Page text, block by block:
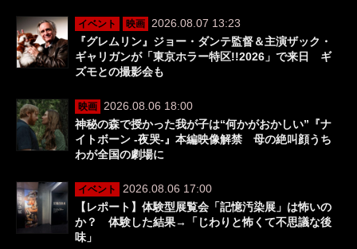
イベント 映画
2026.08.07 13:23
『グレムリン』ジョー・ダンテ監督＆主演ザック・
ギャリガンが「東京ホラー特区!!2026」で来日 ギ
ズモとの撮影会も
映画
2026.08.06 18:00
神秘の森で授かった我が子は“何かがおかしい”『ナ
イトボーン -夜哭-』本編映像解禁 母の絶叫顔うち
わが全国の劇場に
イベント
2026.08.06 17:00
【レポート】体験型展覧会「記憶汚染展」は怖いの
か？ 体験した結果→「じわりと怖くて不思議な後
味」